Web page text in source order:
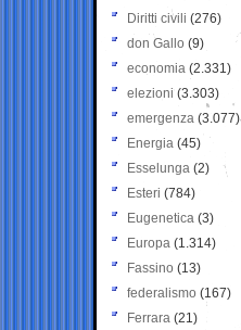
Diritti civili (276)
don Gallo (9)
economia (2.331)
elezioni (3.303)
emergenza (3.077)
Energia (45)
Esselunga (2)
Esteri (784)
Eugenetica (3)
Europa (1.314)
Fassino (13)
federalismo (167)
Ferrara (21)